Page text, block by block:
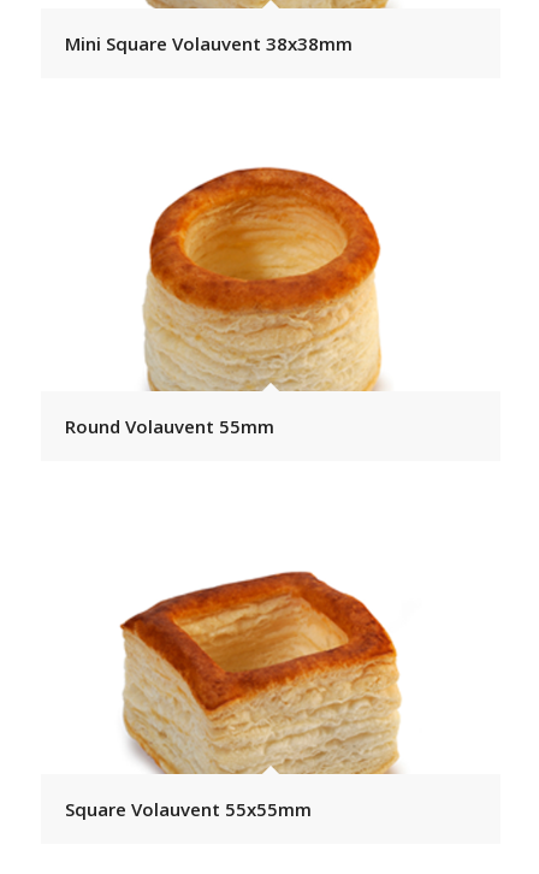
Mini Square Volauvent 38x38mm
Round Volauvent 55mm
Square Volauvent 55x55mm